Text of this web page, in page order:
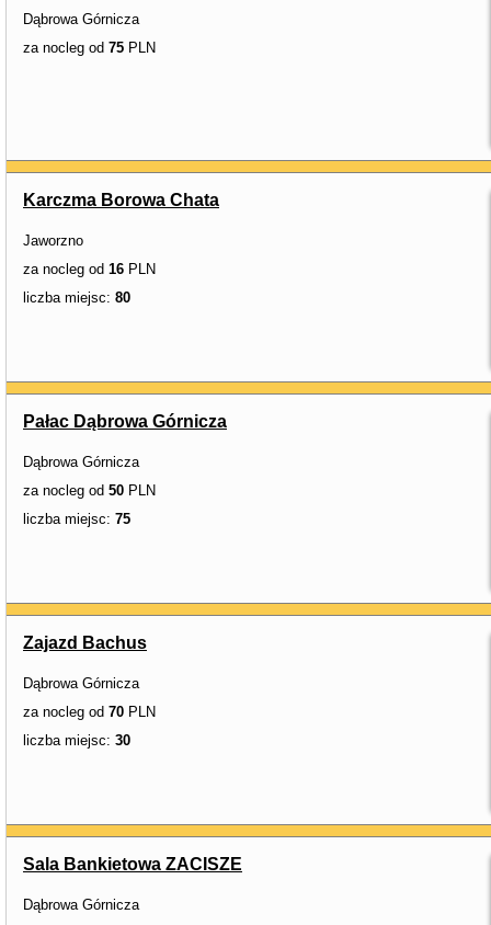
Dąbrowa Górnicza
za nocleg od 75 PLN
Karczma Borowa Chata
Jaworzno
za nocleg od 16 PLN
liczba miejsc: 80
Pałac Dąbrowa Górnicza
Dąbrowa Górnicza
za nocleg od 50 PLN
liczba miejsc: 75
Zajazd Bachus
Dąbrowa Górnicza
za nocleg od 70 PLN
liczba miejsc: 30
Sala Bankietowa ZACISZE
Dąbrowa Górnicza